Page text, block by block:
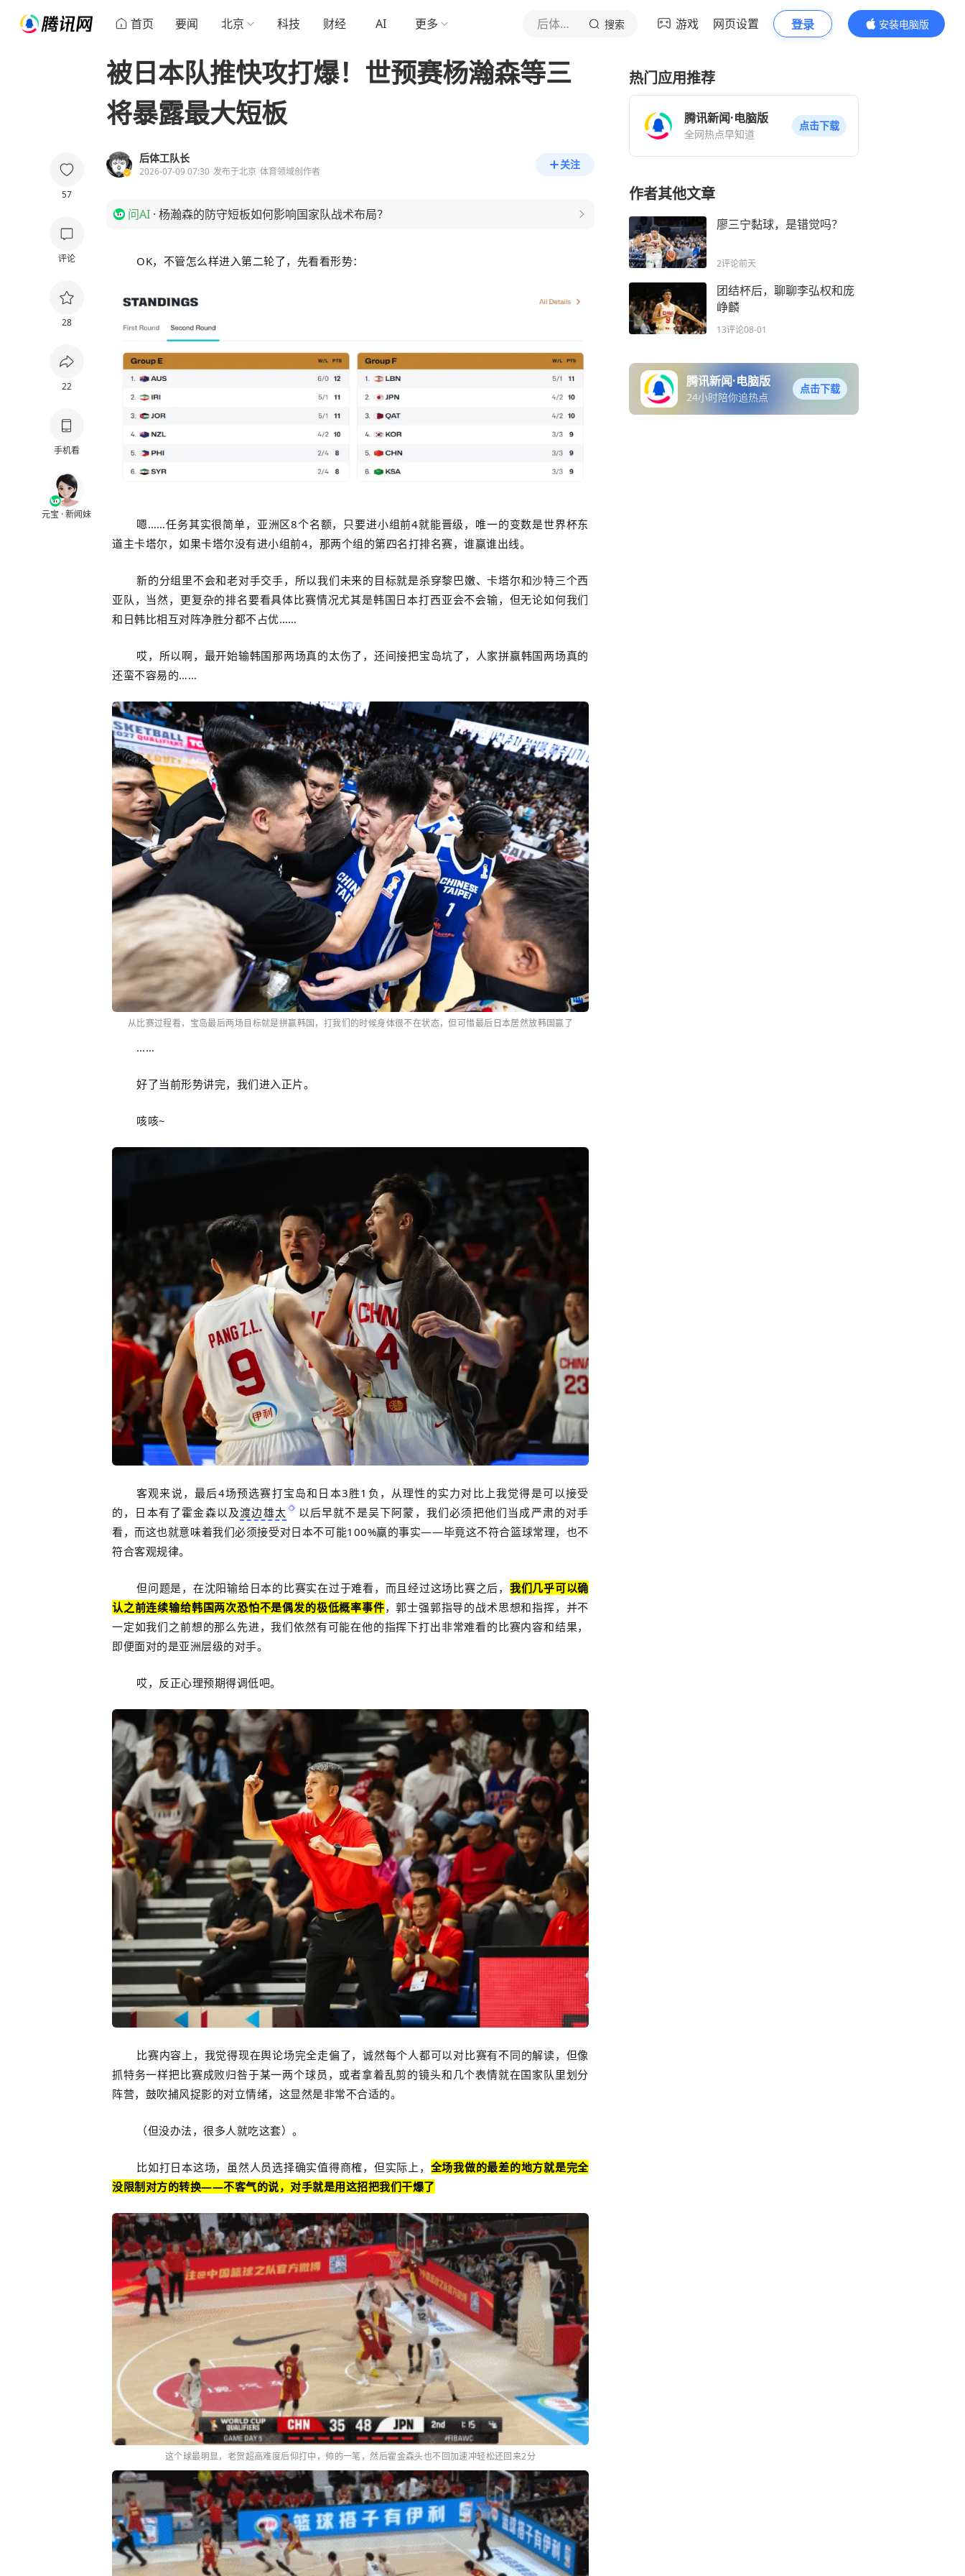
首页 要闻 北京 科技 财经 AI 更多 后体工队长 搜索 游戏 网页设置 登录
安装电脑版
内容更精彩
57
评论
28
22
手机看
元宝 · 新闻妹
被日本队推快攻打爆！世预赛杨瀚森等三
将暴露最大短板
后体工队长
2026-07-09 07:30 发布于北京 体育领域创作者
关注
问AI · 杨瀚森的防守短板如何影响国家队战术布局？
OK，不管怎么样进入第二轮了，先看看形势：
嗯……任务其实很简单，亚洲区8个名额，只要进小组前4就能晋级，唯一的变数是世界杯东
道主卡塔尔，如果卡塔尔没有进小组前4，那两个组的第四名打排名赛，谁赢谁出线。
新的分组里不会和老对手交手，所以我们未来的目标就是杀穿黎巴嫩、卡塔尔和沙特三个西
亚队，当然，更复杂的排名要看具体比赛情况尤其是韩国日本打西亚会不会输，但无论如何我们
和日韩比相互对阵净胜分都不占优……
哎，所以啊，最开始输韩国那两场真的太伤了，还间接把宝岛坑了，人家拼赢韩国两场真的
还蛮不容易的……
从比赛过程看，宝岛最后两场目标就是拼赢韩国，打我们的时候身体很不在状态，但可惜最后日本居然放韩国赢了
……
好了当前形势讲完，我们进入正片。
咳咳~
客观来说，最后4场预选赛打宝岛和日本3胜1负，从理性的实力对比上我觉得是可以接受
的，日本有了霍金森以及渡边雄太
以后早就不是吴下阿蒙，我们必须把他们当成严肃的对手
看，而这也就意味着我们必须接受对日本不可能100%赢的事实——毕竟这不符合篮球常理，也不
符合客观规律。
但问题是，在沈阳输给日本的比赛实在过于难看，而且经过这场比赛之后， 我们几乎可以确
认之前连续输给韩国两次恐怕不是偶发的极低概率事件，郭士强郭指导的战术思想和指挥，并不
一定如我们之前想的那么先进，我们依然有可能在他的指挥下打出非常难看的比赛内容和结果，
即便面对的是亚洲层级的对手。
哎，反正心理预期得调低吧。
比赛内容上，我觉得现在舆论场完全走偏了，诚然每个人都可以对比赛有不同的解读，但像
抓特务一样把比赛成败归咎于某一两个球员，或者拿着乱剪的镜头和几个表情就在国家队里划分
阵营，鼓吹捕风捉影的对立情绪，这显然是非常不合适的。
（但没办法，很多人就吃这套）。
比如打日本这场，虽然人员选择确实值得商榷，但实际上， 全场我做的最差的地方就是完全
没限制对方的转换——不客气的说，对手就是用这招把我们干爆了
这个球最明显，老贺超高难度后仰打中，帅的一笔，然后霍金森头也不回加速冲轻松还回来2分
热门应用推荐
腾讯新闻·电脑版
全网热点早知道
点击下载
作者其他文章
廖三宁黏球，是错觉吗？
2评论前天
团结杯后，聊聊李弘权和庞
峥麟
13评论08-01
腾讯新闻·电脑版
24小时陪你追热点
点击下载